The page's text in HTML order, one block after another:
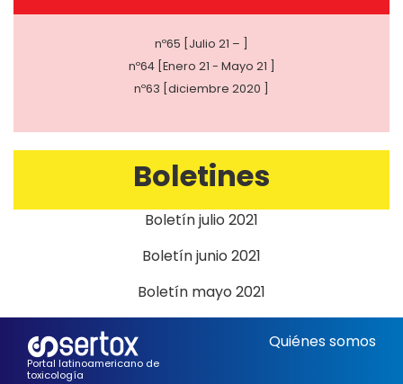
nº65 [Julio 21 – ]
nº64 [Enero 21 - Mayo 21 ]
nº63 [diciembre 2020 ]
Boletines
Boletín julio 2021
Boletín junio 2021
Boletín mayo 2021
Portal latinoamericano de
toxicología
Quiénes somos